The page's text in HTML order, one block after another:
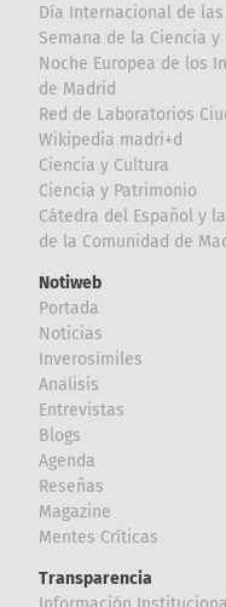
Día Internacional de
Semana de la Ciencia
Noche Europea de los
de Madrid
Red de Laboratorios
Wikipedia madri+d
Ciencia y Cultura
Ciencia y Patrimonio
Cátedra del Español y
de la Comunidad de
Notiweb
Portada
Noticias
Inverosímiles
Analisis
Entrevistas
Blogs
Agenda
Reseñas
Magazine
Mentes Críticas
Transparencia